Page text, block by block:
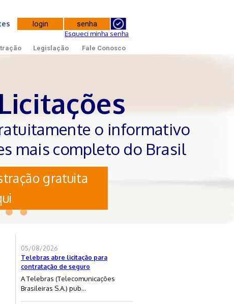
Esqueci minha senha
Legislação Fale Conosco
o informativo
mais completo do Brasil
gratuita
05/08/2026
Telebras abre licitação para
contratação de seguro
A Telebras (Telecomunicações
Brasileiras S.A.) pub...